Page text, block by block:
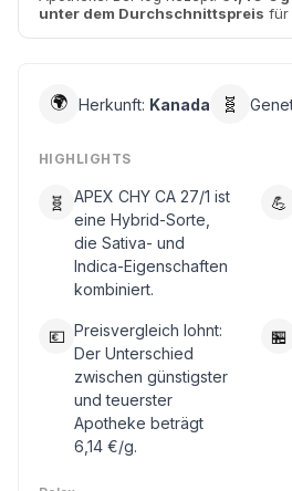
unter dem Durchschnittspreis für
🌍 Herkunft: Kanada 🧬
HIGHLIGHTS
🧬
APEX CHY CA 27/1 ist
eine Hybrid-Sorte,
die Sativa- und
Indica-Eigenschaften
kombiniert.
💪
💶 Preisvergleich lohnt:
Der Unterschied
zwischen günstigster
und teuerster
Apotheke beträgt
6,14 €/g.
🏪